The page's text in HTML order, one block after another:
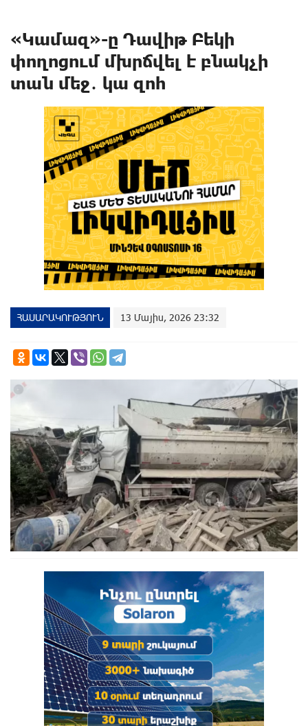
«Կամազ»-ը Դավիթ Բեկի
փողոցում մխրճվել է բնակչի
տան մեջ․ կա զnհ
ՀԱՍԱՐԱԿՈՒԹՅՈՒՆ 13 Մայիս, 2026 23:32